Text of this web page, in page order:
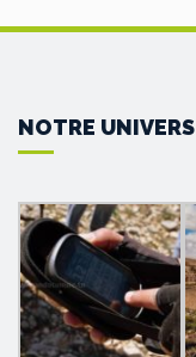
NOTRE UNIVERS